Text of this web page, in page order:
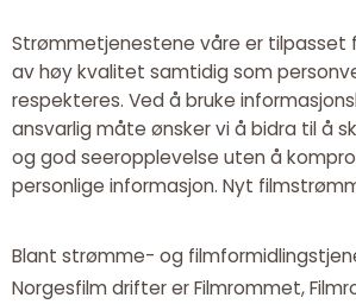
Strømmetjenestene våre er tilpasset
av høy kvalitet samtidig som
respekteres. Ved å bruke
ansvarlig måte ønsker vi å bidra til å
og god seeropplevelse uten å
personlige informasjon. Nyt
Blant strømme- og
Norgesfilm drifter er Filmrommet,